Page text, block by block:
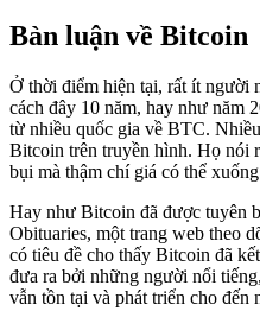
Bàn luận về Bitcoin
Ở thời điểm hiện tại, rất ít người
cách đây 10 năm, hay như năm
từ nhiều quốc gia về BTC.
Bitcoin trên truyền hình. Họ nói
bụi mà thậm chí giá có thể
Hay như Bitcoin đã được tuyên
Obituaries, một trang web theo
có tiêu đề cho thấy Bitcoin đã
đưa ra bởi những người nổi
vẫn tồn tại và phát triển cho đến